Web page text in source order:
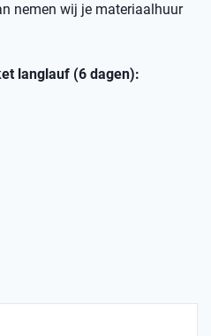
nemen wij je materiaalhuur
langlauf (6 dagen):